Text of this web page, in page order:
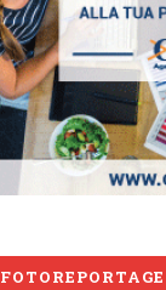
FOTOREPORTAGE